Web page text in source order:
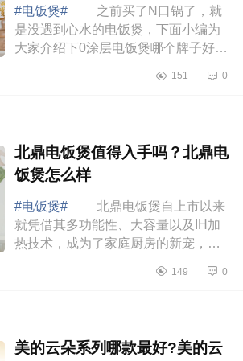
#电饭煲#
之前买了N口锅了，就
是没遇到心水的电饭煲，下面小编为
大家介绍下0涂层电饭煲哪个牌子好用
点 0涂层电饭煲哪个牌子好用质量
151 0
北鼎电饭煲值得入手吗？北鼎电
饭煲怎么样
#电饭煲#
北鼎电饭煲自上市以来
就凭借其多功能性、大容量以及IH加
热技术，成为了家庭厨房的新宠，下
入手吗？北鼎电饭煲怎么样 北鼎
149 0
美的云朵系列哪款最好?美的云